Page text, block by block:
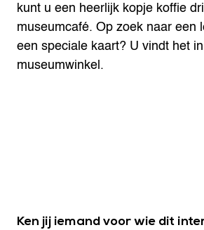
kunt u een heerlijk kopje koffie
museumcafé. Op zoek naar een
een speciale kaart? U vindt het
museumwinkel.
Ken jij iemand voor wie dit